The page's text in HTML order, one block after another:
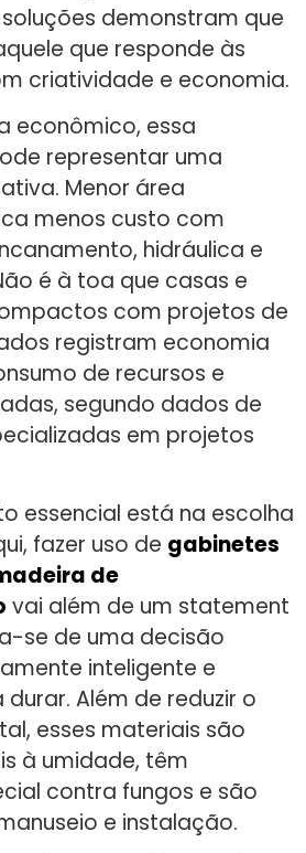
demonstram que
que responde às
criatividade e economia.
econômico, essa
representar uma
Menor área
menos custo com
hidráulica e
é à toa que casas e
com projetos de
registram economia
de recursos e
segundo dados de
em projetos
essencial está na escolha
fazer uso de gabinetes
de
vai além de um statement
se de uma decisão
inteligente e
Além de reduzir o
esses materiais são
à umidade, têm
contra fungos e são
e instalação.